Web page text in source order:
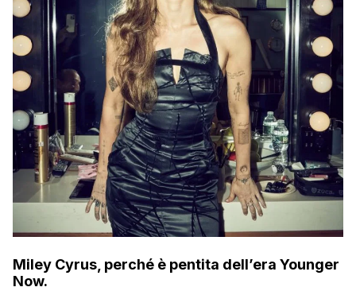
Miley Cyrus, perché è pentita dell’era Younger
Now.